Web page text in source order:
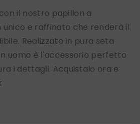
il nostro papillon a
unico e raffinato che renderà il
Realizzato in pura seta
uomo è l'accessorio perfetto
i dettagli. Acquistalo ora e